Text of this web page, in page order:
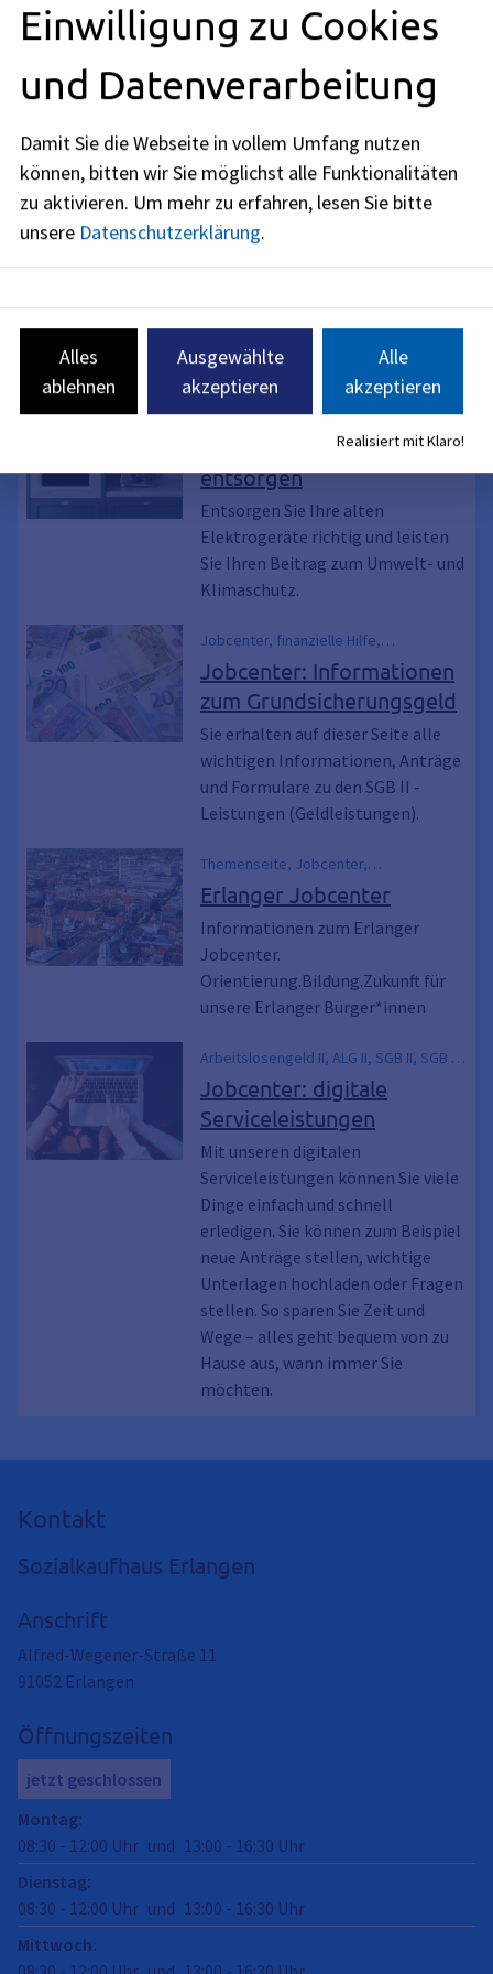
Jobcenter: Arbeits- und Ausbildungssuche
auf der Suche nach einer Arbeit unterstützen können.
Klimaschutz zum
Mitmachen
Welche Angebote gibt es in
Erlangen rund um Klimaschutz und
sich einbringen? Hier finden Sie
Engagement.
Elektroschrott, Elektrokleingeräte,
Elektrogroßgeräte, Elektro-Geräte,
Umwelt, Klimaschutz, Klima-Aufbruch,
Klimaaufbruch, Umweltschutz,
Energiesparlampen, Kaffeemaschinen,
Sperrmüll, Müll-Umladestation,
Müllumladestation, Sozialkaufhaus,
Tauschbörse, Energieberatung,
Mülltonne, Abfalltonne, Nachhaltigkeit,
recyceln, Recycling
Elektrogeräte richtig
entsorgen
Entsorgen Sie Ihre alten
Elektrogeräte richtig und leisten
Sie Ihren Beitrag zum Umwelt- und
Klimaschutz.
Jobcenter, finanzielle Hilfe,
Arbeitslosengeld II, ALG II, SGB II, SGB 2,
Hartz 4, Hartz IV, Neuantrag,
Weiterbewilligungsantrag, WBA, antrag,
Bürgergeld
Jobcenter: Informationen
zum Grundsicherungsgeld
Sie erhalten auf dieser Seite alle
wichtigen Informationen, Anträge
und Formulare zu den SGB II -
Leistungen (Geldleistungen).
Themenseite, Jobcenter,
Arbeitslosengeld II, Bürgergeld,
Arbeitslos, SGB II, SGB 2, Hartz IV, Hartz
4, Arbeitssuche, Ausbildungssuche,
Arbeitsuche, Finanzielle Hilfe, Karriere,
Stellenangebot, Studium, Pratikum,
Ausbildung, Job
Erlanger Jobcenter
Informationen zum Erlanger
Jobcenter.
Orientierung.Bildung.Zukunft für
unsere Erlanger Bürger*innen
Arbeitslosengeld II, ALG II, SGB II, SGB 2,
Hartz 4, Hartz IV, Neuantrag,
Weiterbewilligungsantrag, WBA,
Onlineanträge, Formulare, Online, alg 2,
Kontaktformular, Bürgergeld,
Dokumenten Upload, Unterlagen
einreichen, Dokumente hochladen,
Kontakt aufnehmen, Nachweise
übermitteln, Datei-Upload, Unterlagen
abgeben
Jobcenter: digitale
Serviceleistungen
Mit unseren digitalen
Serviceleistungen können Sie viele
Dinge einfach und schnell
erledigen. Sie können zum Beispiel
neue Anträge stellen, wichtige
Unterlagen hochladen oder Fragen
stellen. So sparen Sie Zeit und
Wege – alles geht bequem von zu
Hause aus, wann immer Sie
möchten.
Kontakt
Sozialkaufhaus Erlangen
Anschrift
Alfred-Wegener-Straße 11
91052 Erlangen
Öffnungszeiten
jetzt geschlossen
Montag:
08:30 - 12:00 Uhr und 13:00 - 16:30 Uhr
Dienstag:
08:30 - 12:00 Uhr und 13:00 - 16:30 Uhr
Mittwoch:
Einwilligung zu Cookies
und Datenverarbeitung
Damit Sie die Webseite in vollem Umfang nutzen
können, bitten wir Sie möglichst alle Funktionalitäten
zu aktivieren. Um mehr zu erfahren, lesen Sie bitte
unsere Datenschutzerklärung.
Alles
ablehnen
Ausgewählte
akzeptieren
Alle
akzeptieren
Realisiert mit Klaro!